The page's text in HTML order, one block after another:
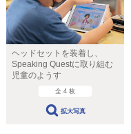
ヘッドセットを装着し、
Speaking Questに取り組む
児童のようす
全 4 枚
拡大写真